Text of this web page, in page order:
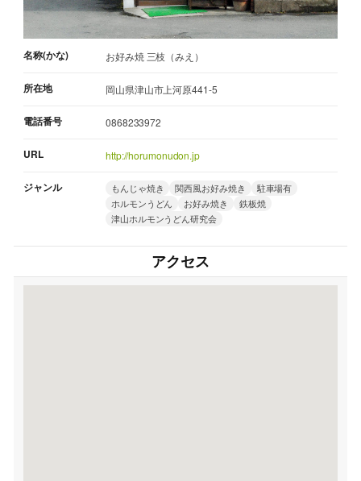
名称(かな) お好み焼 三枝（みえ）
所在地 岡山県津山市上河原441-5
電話番号 0868233972
URL http://horumonudon.jp
ジャンル もんじゃ焼き 関西風お好み焼き
駐車場有
ホルモンうどん
お好み焼き
鉄板焼
津山ホルモンうどん研究会
アクセス